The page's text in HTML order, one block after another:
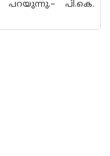
പറയുന്നു.– പി.കെ.